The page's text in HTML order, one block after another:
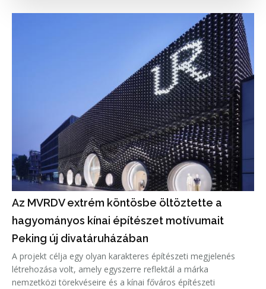
Az MVRDV extrém köntösbe öltöztette a
hagyományos kínai építészet motívumait
Peking új divatáruházában
A projekt célja egy olyan karakteres építészeti megjelenés
létrehozása volt, amely egyszerre reflektál a márka
nemzetközi törekvéseire és a kínai főváros építészeti